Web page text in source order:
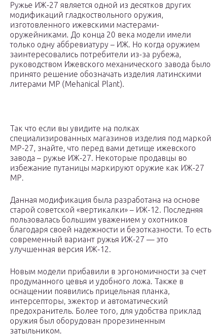
Ружье ИЖ-27 является одной из десятков других
модификаций гладкоствольного оружия,
изготовленного ижевскими мастерами-
оружейниками. До конца 20 века модели имели
только одну аббревиатуру – ИЖ. Но когда оружием
заинтересовались потребители из-за рубежа,
руководством Ижевского механического завода было
принято решение обозначать изделия латинскими
литерами МР (Mehanical Plant).
Так что если вы увидите на полках
специализированных магазинов изделия под маркой
МР-27, знайте, что перед вами детище ижевского
завода – ружье ИЖ-27. Некоторые продавцы во
избежание путаницы маркируют оружие как ИЖ-27
МР.
Данная модификация была разработана на основе
старой советской «вертикалки» – ИЖ-12. Последняя
пользовалась большим уважением у охотников
благодаря своей надежности и безотказности. То есть
современный вариант ружья ИЖ-27 — это
улучшенная версия ИЖ-12.
Новым модели прибавили в эргономичности за счет
продуманного цевья и удобного ложа. Также в
оснащении появились прицельная планка,
интерсепторы, эжектор и автоматический
предохранитель. Более того, для удобства приклад
оружия был оборудован прорезиненным
затыльником.